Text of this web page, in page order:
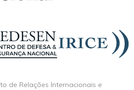
de Relações Internacionais e